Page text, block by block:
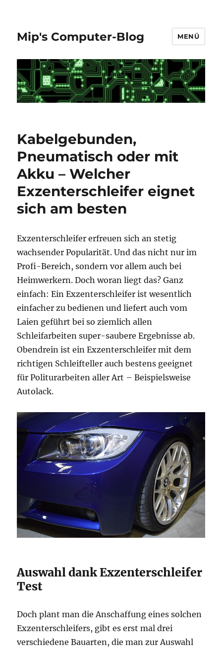
Mip's Computer-Blog MENÜ
Kabelgebunden,
Pneumatisch oder mit
Akku – Welcher
Exzenterschleifer eignet
sich am besten
Exzenterschleifer erfreuen sich an stetig
wachsender Popularität. Und das nicht nur im
Profi-Bereich, sondern vor allem auch bei
Heimwerkern. Doch woran liegt das? Ganz
einfach: Ein Exzenterschleifer ist wesentlich
einfacher zu bedienen und liefert auch vom
Laien geführt bei so ziemlich allen
Schleifarbeiten super-saubere Ergebnisse ab.
Obendrein ist ein Exzenterschleifer mit dem
richtigen Schleifteller auch bestens geeignet
für Politurarbeiten aller Art – Beispielsweise
Autolack.
Auswahl dank Exzenterschleifer
Test
Doch plant man die Anschaffung eines solchen
Exzenterschleifers, gibt es erst mal drei
verschiedene Bauarten, die man zur Auswahl